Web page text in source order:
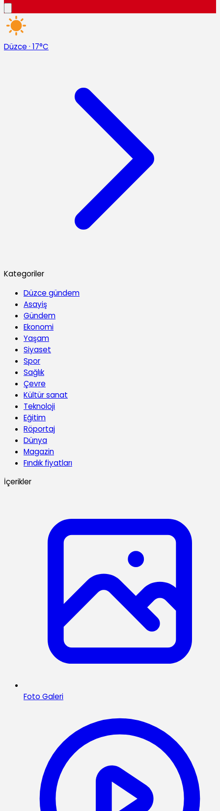
Düzce · 17°C
Kategoriler
Düzce gündem
Asayiş
Gündem
Ekonomi
Yaşam
Siyaset
Spor
Sağlık
Çevre
Kültür sanat
Teknoloji
Eğitim
Röportaj
Dünya
Magazin
Fındık fiyatları
İçerikler
Foto Galeri